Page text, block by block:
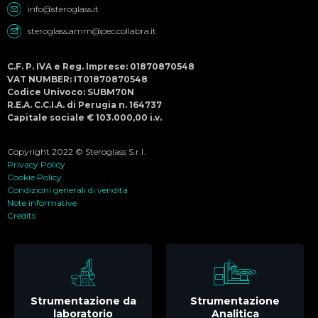
info@steroglass.it
steroglass.amm@pec.collabra.it
C.F. P. IVA e Reg. Imprese: 01870870548
VAT NUMBER: IT01870870548
Codice Univoco: SUBM70N
R.E.A. C.C.I.A. di Perugia n. 164737
Capitale sociale € 103.000,00 i.v.
Copyright 2022 © Steroglass S.r.l.
Privacy Policy
Cookie Policy
Condizioni generali di vendita
Note informative
Credits
Strumentazione da
laboratorio
Strumentazione
Analitica